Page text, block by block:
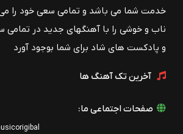
خدمت شما می باشد و تمامی سعی خود را
ناب و خوشی را با آهنگهای جدید در
و پادکست های شاد برای شما بوجود آورد
آخرین تک آهنگ ها
صفحات اجتماعی ما: